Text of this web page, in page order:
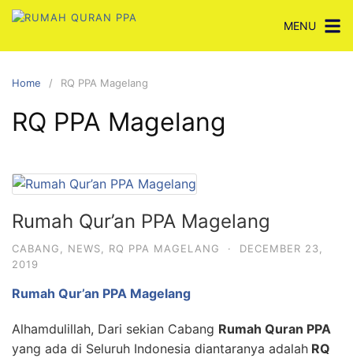
Skip
content
MENU
Home RQ PPA Magelang
RQ PPA Magelang
Rumah Qur’an PPA Magelang
CABANG NEWS RQ PPA MAGELANG ·
DECEMBER 23,
2019
Rumah Qur’an PPA Magelang
Alhamdulillah, Dari sekian Cabang Rumah Quran PPA
yang ada di Seluruh Indonesia diantaranya adalah RQ